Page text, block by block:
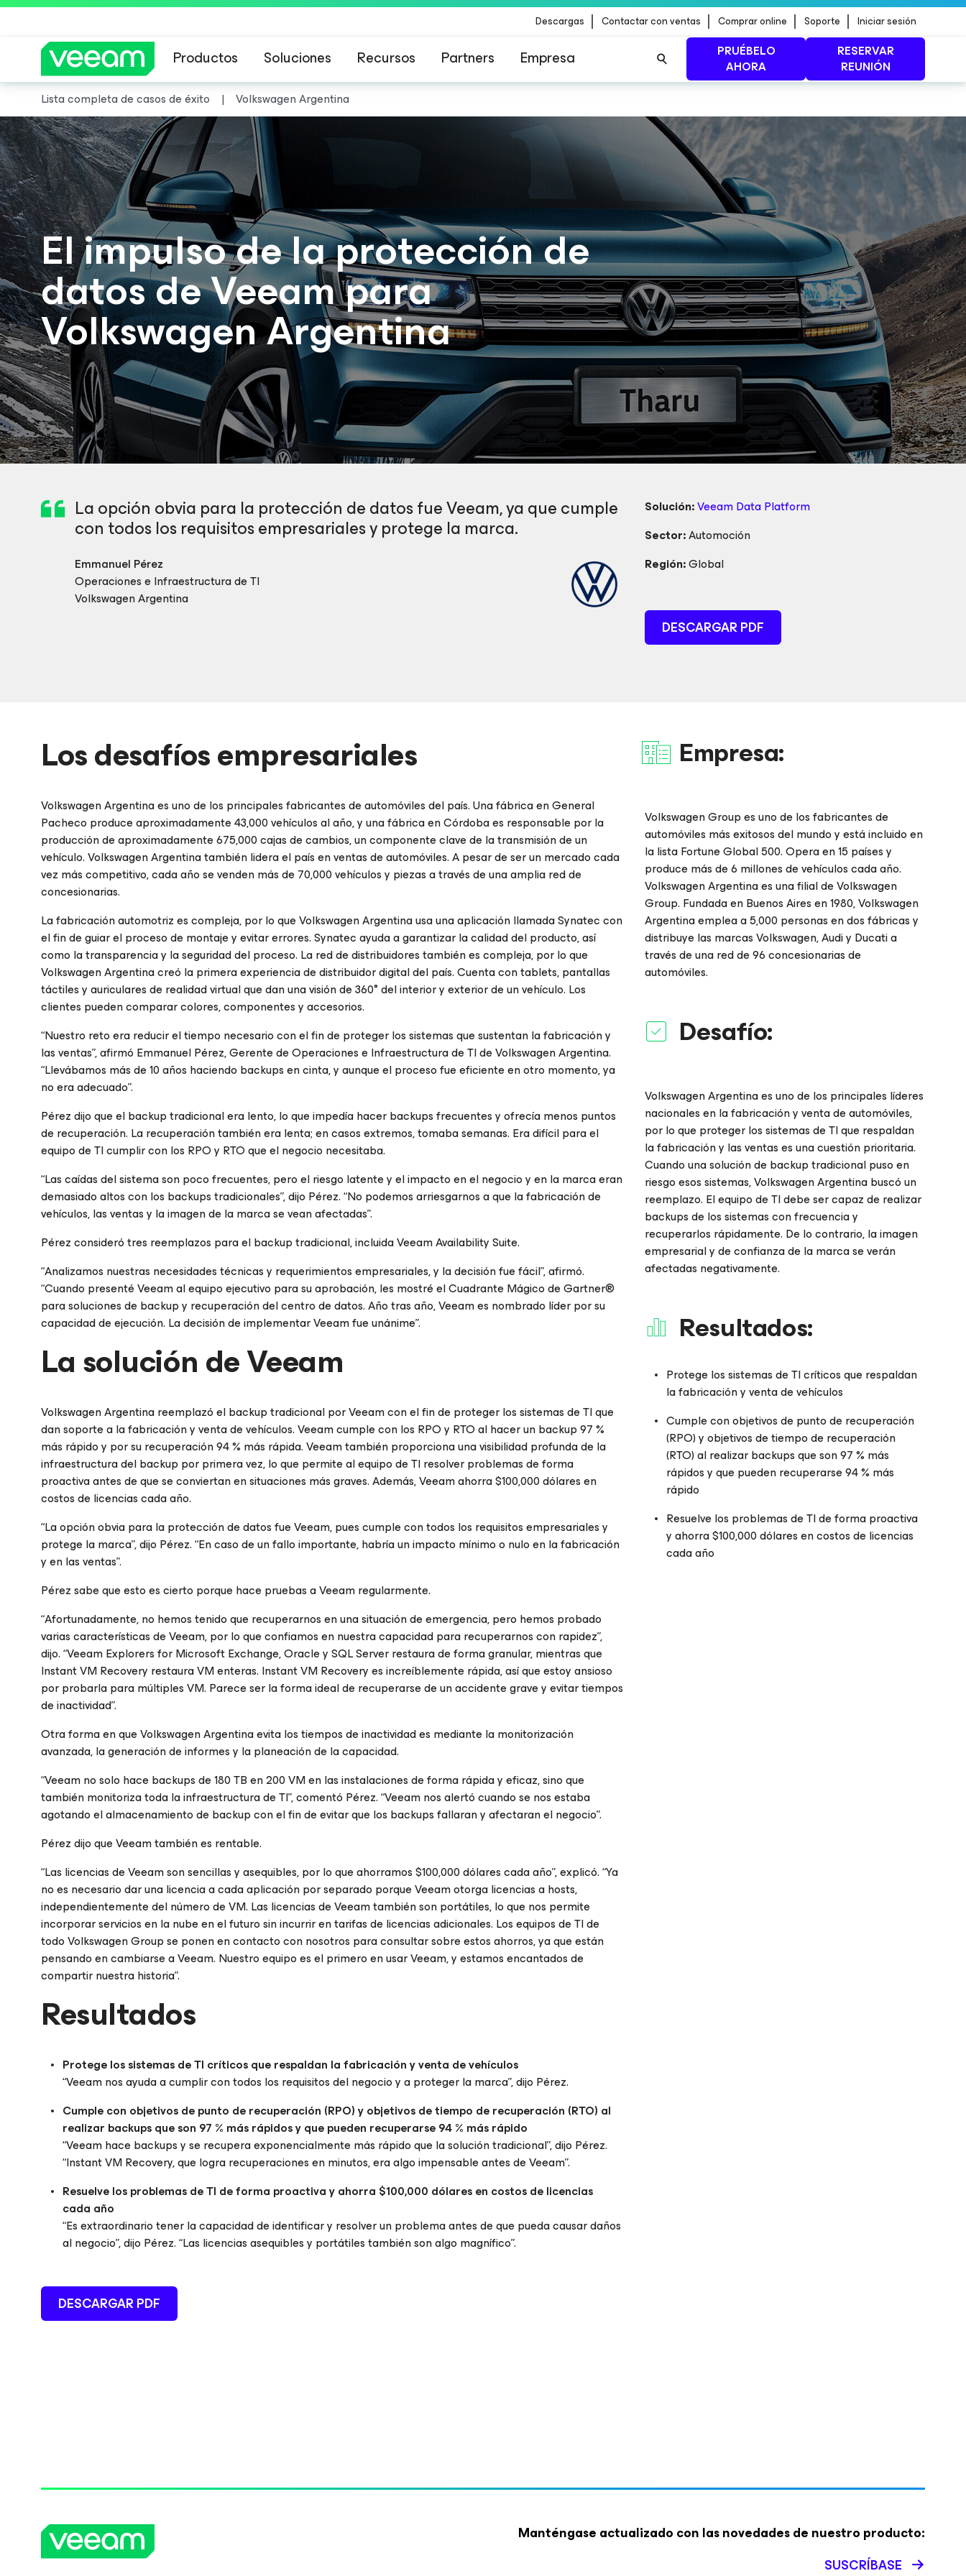
Descargas Contactar con ventas Comprar online Soporte Iniciar sesión
Productos Soluciones Recursos Partners Empresa
PRUÉBELO
AHORA
RESERVAR
REUNIÓN
Guía de Veeam para los clientes afectados por la actualización de
contenido de CrowdStrike
MÁS INFORMACIÓN
Lista completa de casos de éxito Volkswagen Argentina
El impulso de la protección de
datos de Veeam para
Volkswagen Argentina
La opción obvia para la protección de datos fue Veeam, ya que cumple
con todos los requisitos empresariales y protege la marca.
Emmanuel Pérez
Operaciones e Infraestructura de TI
Volkswagen Argentina
Solución:Veeam Data Platform
Sector:Automoción
Región:Global
DESCARGAR PDF
Los desafíos empresariales
Volkswagen Argentina es uno de los principales fabricantes de automóviles del país. Una fábrica en General
Pacheco produce aproximadamente 43,000 vehículos al año, y una fábrica en Córdoba es responsable por la
producción de aproximadamente 675,000 cajas de cambios, un componente clave de la transmisión de un
vehículo. Volkswagen Argentina también lidera el país en ventas de automóviles. A pesar de ser un mercado cada
vez más competitivo, cada año se venden más de 70,000 vehículos y piezas a través de una amplia red de
concesionarias.
La fabricación automotriz es compleja, por lo que Volkswagen Argentina usa una aplicación llamada Synatec con
el fin de guiar el proceso de montaje y evitar errores. Synatec ayuda a garantizar la calidad del producto, así
como la transparencia y la seguridad del proceso. La red de distribuidores también es compleja, por lo que
Volkswagen Argentina creó la primera experiencia de distribuidor digital del país. Cuenta con tablets, pantallas
táctiles y auriculares de realidad virtual que dan una visión de 360° del interior y exterior de un vehículo. Los
clientes pueden comparar colores, componentes y accesorios.
“Nuestro reto era reducir el tiempo necesario con el fin de proteger los sistemas que sustentan la fabricación y
las ventas”, afirmó Emmanuel Pérez, Gerente de Operaciones e Infraestructura de TI de Volkswagen Argentina.
“Llevábamos más de 10 años haciendo backups en cinta, y aunque el proceso fue eficiente en otro momento, ya
no era adecuado”.
Pérez dijo que el backup tradicional era lento, lo que impedía hacer backups frecuentes y ofrecía menos puntos
de recuperación. La recuperación también era lenta; en casos extremos, tomaba semanas. Era difícil para el
equipo de TI cumplir con los RPO y RTO que el negocio necesitaba.
“Las caídas del sistema son poco frecuentes, pero el riesgo latente y el impacto en el negocio y en la marca eran
demasiado altos con los backups tradicionales”, dijo Pérez. “No podemos arriesgarnos a que la fabricación de
vehículos, las ventas y la imagen de la marca se vean afectadas”.
Pérez consideró tres reemplazos para el backup tradicional, incluida Veeam Availability Suite.
“Analizamos nuestras necesidades técnicas y requerimientos empresariales, y la decisión fue fácil”, afirmó.
“Cuando presenté Veeam al equipo ejecutivo para su aprobación, les mostré el Cuadrante Mágico de Gartner®
para soluciones de backup y recuperación del centro de datos. Año tras año, Veeam es nombrado líder por su
capacidad de ejecución. La decisión de implementar Veeam fue unánime”.
La solución de Veeam
Volkswagen Argentina reemplazó el backup tradicional por Veeam con el fin de proteger los sistemas de TI que
dan soporte a la fabricación y venta de vehículos. Veeam cumple con los RPO y RTO al hacer un backup 97 %
más rápido y por su recuperación 94 % más rápida. Veeam también proporciona una visibilidad profunda de la
infraestructura del backup por primera vez, lo que permite al equipo de TI resolver problemas de forma
proactiva antes de que se conviertan en situaciones más graves. Además, Veeam ahorra $100,000 dólares en
costos de licencias cada año.
“La opción obvia para la protección de datos fue Veeam, pues cumple con todos los requisitos empresariales y
protege la marca”, dijo Pérez. “En caso de un fallo importante, habría un impacto mínimo o nulo en la fabricación
y en las ventas”.
Pérez sabe que esto es cierto porque hace pruebas a Veeam regularmente.
“Afortunadamente, no hemos tenido que recuperarnos en una situación de emergencia, pero hemos probado
varias características de Veeam, por lo que confiamos en nuestra capacidad para recuperarnos con rapidez”,
dijo. “Veeam Explorersfor Microsoft Exchange,OracleySQLServer restaura de forma granular, mientras que
Instant VM Recovery restaura VM enteras. Instant VM Recovery es increíblemente rápida, así que estoy ansioso
por probarla para múltiples VM. Parece ser la forma ideal de recuperarse de un accidente grave y evitar tiempos
de inactividad”.
Otra forma en que Volkswagen Argentina evita los tiempos de inactividad es mediante la monitorización
avanzada, la generación de informes y la planeación de la capacidad.
“Veeam no solo hace backups de 180 TB en 200 VM en las instalaciones de forma rápida y eficaz, sino que
también monitoriza toda la infraestructura de TI”, comentó Pérez. “Veeam nos alertó cuando se nos estaba
agotando el almacenamiento de backup con el fin de evitar que los backups fallaran y afectaran el negocio”.
Pérez dijo que Veeam también es rentable.
“Las licencias de Veeam son sencillas y asequibles, por lo que ahorramos $100,000 dólares cada año”, explicó. “Ya
no es necesario dar una licencia a cada aplicación por separado porque Veeam otorga licencias a hosts,
independientemente del número de VM. Las licencias de Veeam también son portátiles, lo que nos permite
incorporar servicios en la nube en el futuro sin incurrir en tarifas de licencias adicionales. Los equipos de TI de
todo Volkswagen Group se ponen en contacto con nosotros para consultar sobre estos ahorros, ya que están
pensando en cambiarse a Veeam. Nuestro equipo es el primero en usar Veeam, y estamos encantados de
compartir nuestra historia”.
Resultados
Protege los sistemas de TI críticos que respaldan la fabricación y venta de vehículos
“Veeam nos ayuda a cumplir con todos los requisitos del negocio y a proteger la marca”, dijo Pérez.
Cumple con objetivos de punto de recuperación (RPO) y objetivos de tiempo de recuperación (RTO) al
realizar backups que son 97 % más rápidos y que pueden recuperarse 94 % más rápido
“Veeam hace backups y se recupera exponencialmente más rápido que la solución tradicional”, dijo Pérez.
“Instant VM Recovery, que logra recuperaciones en minutos, era algo impensable antes de Veeam”.
Resuelve los problemas de TI de forma proactiva y ahorra $100,000 dólares en costos de licencias
cada año
“Es extraordinario tener la capacidad de identificar y resolver un problema antes de que pueda causar daños
al negocio”, dijo Pérez. “Las licencias asequibles y portátiles también son algo magnífico”.
DESCARGAR PDF
Empresa:
Volkswagen Group es uno de los fabricantes de
automóviles más exitosos del mundo y está incluido en
la lista Fortune Global 500. Opera en 15 países y
produce más de 6 millones de vehículos cada año.
Volkswagen Argentina es una filial de Volkswagen
Group. Fundada en Buenos Aires en 1980, Volkswagen
Argentina emplea a 5,000 personas en dos fábricas y
distribuye las marcas Volkswagen, Audi y Ducati a
través de una red de 96 concesionarias de
automóviles.
Desafío:
Volkswagen Argentina es uno de los principales líderes
nacionales en la fabricación y venta de automóviles,
por lo que proteger los sistemas de TI que respaldan
la fabricación y las ventas es una cuestión prioritaria.
Cuando una solución de backup tradicional puso en
riesgo esos sistemas, Volkswagen Argentina buscó un
reemplazo. El equipo de TI debe ser capaz de realizar
backups de los sistemas con frecuencia y
recuperarlos rápidamente. De lo contrario, la imagen
empresarial y de confianza de la marca se verán
afectadas negativamente.
Resultados:
Protege los sistemas de TI críticos que respaldan
la fabricación y venta de vehículos
Cumple con objetivos de punto de recuperación
(RPO) y objetivos de tiempo de recuperación
(RTO) al realizar backups que son 97 % más
rápidos y que pueden recuperarse 94 % más
rápido
Resuelve los problemas de TI de forma proactiva
y ahorra $100,000 dólares en costos de licencias
cada año
Manténgase actualizado con las novedades de nuestro producto:
SUSCRÍBASE